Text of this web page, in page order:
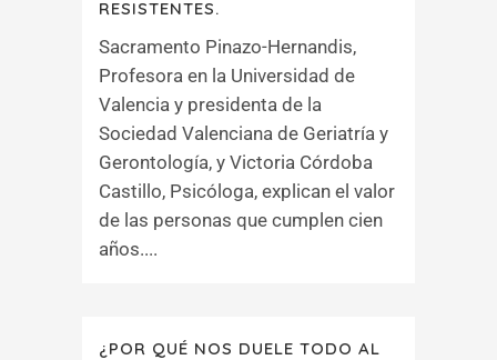
RESISTENTES.
Sacramento Pinazo-Hernandis,
Profesora en la Universidad de
Valencia y presidenta de la
Sociedad Valenciana de Geriatría y
Gerontología, y Victoria Córdoba
Castillo, Psicóloga, explican el valor
de las personas que cumplen cien
años....
¿POR QUÉ NOS DUELE TODO AL